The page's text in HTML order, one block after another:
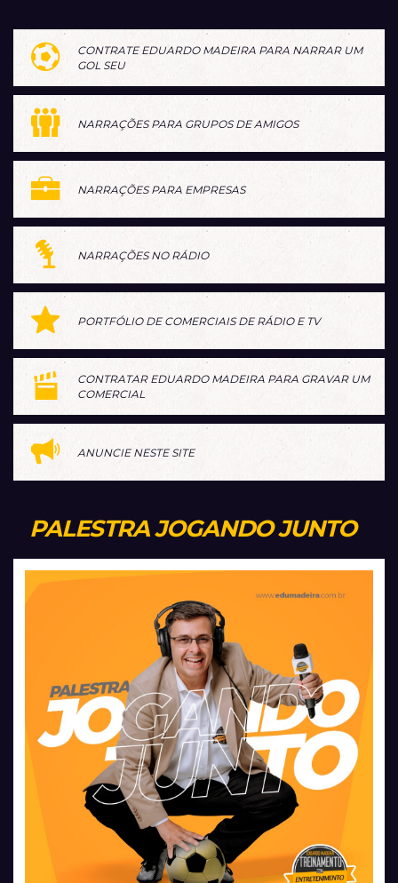
CONTRATE EDUARDO MADEIRA PARA NARRAR UM
GOL SEU
NARRAÇÕES PARA GRUPOS DE AMIGOS
NARRAÇÕES PARA EMPRESAS
NARRAÇÕES NO RÁDIO
PORTFÓLIO DE COMERCIAIS DE RÁDIO E TV
CONTRATAR EDUARDO MADEIRA PARA GRAVAR UM
COMERCIAL
ANUNCIE NESTE SITE
PALESTRA JOGANDO JUNTO